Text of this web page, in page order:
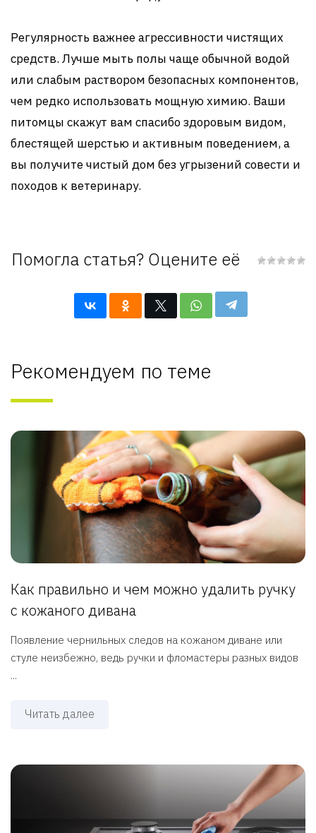
Регулярность важнее агрессивности чистящих
средств. Лучше мыть полы чаще обычной водой
или слабым раствором безопасных компонентов,
чем редко использовать мощную химию. Ваши
питомцы скажут вам спасибо здоровым видом,
блестящей шерстью и активным поведением, а
вы получите чистый дом без угрызений совести и
походов к ветеринару.
Помогла статья? Оцените её
Рекомендуем по теме
Как правильно и чем можно удалить ручку
с кожаного дивана
Появление чернильных следов на кожаном диване или
стуле неизбежно, ведь ручки и фломастеры разных видов
...
Читать далее